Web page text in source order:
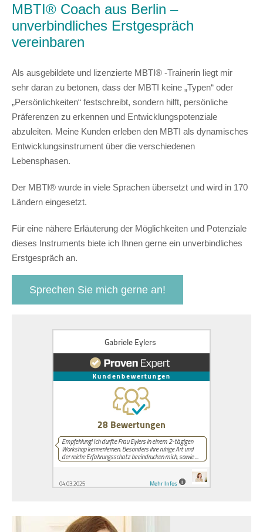
MBTI® Coach aus Berlin –
unverbindliches Erstgespräch
vereinbaren
Als ausgebildete und lizenzierte MBTI® -Trainerin liegt mir
sehr daran zu betonen, dass der MBTI keine „Typen“ oder
„Persönlichkeiten“ festschreibt, sondern hilft, persönliche
Präferenzen zu erkennen und Entwicklungspotenziale
abzuleiten. Meine Kunden erleben den MBTI als dynamisches
Entwicklungsinstrument über die verschiedenen
Lebensphasen.
Der MBTI® wurde in viele Sprachen übersetzt und wird in 170
Ländern eingesetzt.
Für eine nähere Erläuterung der Möglichkeiten und Potenziale
dieses Instruments biete ich Ihnen gerne ein unverbindliches
Erstgespräch an.
Sprechen Sie mich gerne an!